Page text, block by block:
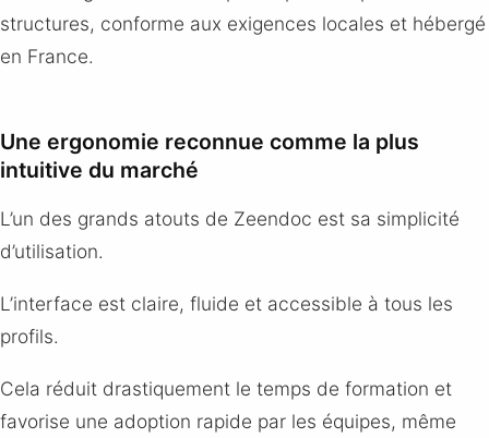
structures, conforme aux exigences locales et hébergé
en France.
Une ergonomie reconnue comme la plus
intuitive du marché
L’un des grands atouts de Zeendoc est sa simplicité
d’utilisation.
L’interface est claire, fluide et accessible à tous les
profils.
Cela réduit drastiquement le temps de formation et
favorise une adoption rapide par les équipes, même